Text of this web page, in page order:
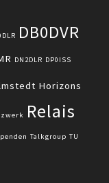
DB0DVR
DN2DLR DP0ISS
Horizons
Relais
Talkgroup TU